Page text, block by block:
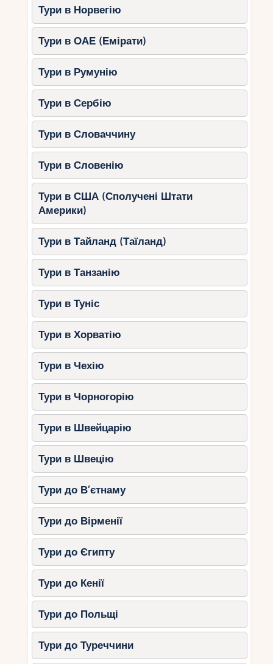
Тури в Норвегію
Тури в ОАЕ (Емірати)
Тури в Румунію
Тури в Сербію
Тури в Словаччину
Тури в Словенію
Тури в США (Сполучені Штати
Америки)
Тури в Тайланд (Таїланд)
Тури в Танзанію
Тури в Туніс
Тури в Хорватію
Тури в Чехію
Тури в Чорногорію
Тури в Швейцарію
Тури в Швецію
Тури до В’єтнаму
Тури до Вірменії
Тури до Єгипту
Тури до Кенії
Тури до Польщі
Тури до Туреччини